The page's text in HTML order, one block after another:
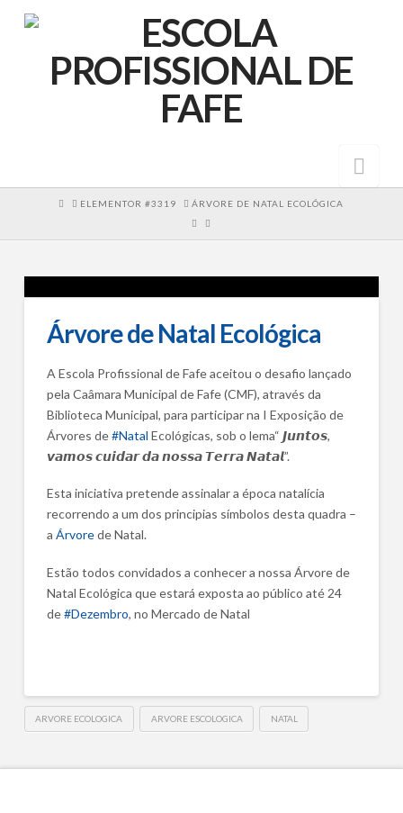
HOMEELEMENTOR #3319 ÁRVORE DE NATAL ECOLÓGICA
Árvore de Natal Ecológica
A Escola Profissional de Fafe aceitou o desafio lançado
pela Caâmara Municipal de Fafe (CMF), através da
Biblioteca Municipal, para participar na I Exposição de
Árvores de#Natal Ecológicas, sob o lema“ 𝙅𝙪𝙣𝙩𝙤𝙨,
𝙫𝙖𝙢𝙤𝙨 𝙘𝙪𝙞𝙙𝙖𝙧 𝙙𝙖 𝙣𝙤𝙨𝙨𝙖 𝙏𝙚𝙧𝙧𝙖 𝙉𝙖𝙩𝙖𝙡”.
Esta iniciativa pretende assinalar a época natalícia
recorrendo a um dos principias símbolos desta quadra –
a Árvorede Natal.
Estão todos convidados a conhecer a nossa Árvore de
Natal Ecológica que estará exposta ao público até 24
de#Dezembro, no Mercado de Natal
ARVORE ECOLOGICA ARVORE ESCOLOGICA NATAL